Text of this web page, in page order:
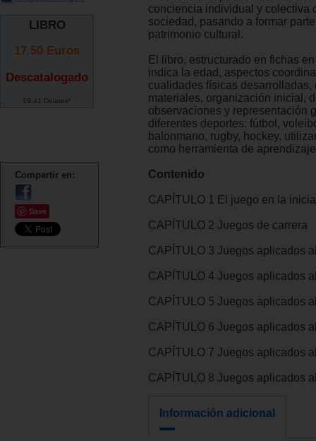
LIBRO
17.50 Euros
Descatalogado
19.41 Dólares*
Compartir en:
Save
conciencia individual y colectiva
sociedad, pasando a formar
patrimonio cultural.
El libro, estructurado en fichas
indica la edad, aspectos
cualidades físicas desarrolladas,
materiales, organización inicial,
observaciones y representación
diferentes deportes: fútbol,
balonmano, rugby, hockey,
como herramienta de
Contenido
CAPÍTULO 1 El juego en la
CAPÍTULO 2 Juegos de carrera
CAPÍTULO 3 Juegos aplicados
CAPÍTULO 4 Juegos aplicados
CAPÍTULO 5 Juegos aplicados
CAPÍTULO 6 Juegos aplicados
CAPÍTULO 7 Juegos aplicados
CAPÍTULO 8 Juegos aplicados
Información adicional